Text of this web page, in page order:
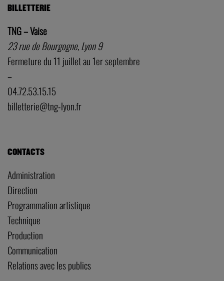
BILLETTERIE
TNG – Vaise
23 rue de Bourgogne, Lyon 9
Fermeture du 11 juillet au 1er septembre
–
04.72.53.15.15
billetterie@tng-lyon.fr
CONTACTS
Administration
Direction
Programmation artistique
Technique
Production
Communication
Relations avec les publics